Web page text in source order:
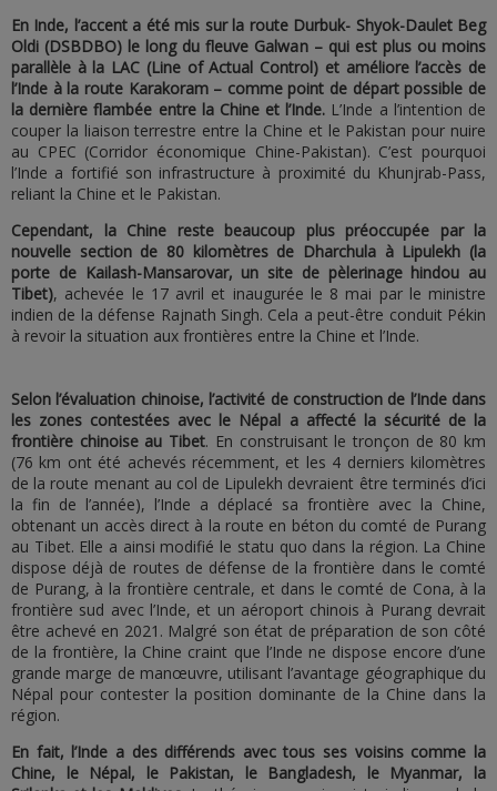
En Inde, l’accent a été mis sur la route Durbuk- Shyok-Daulet Beg
Oldi (DSBDBO) le long du fleuve Galwan – qui est plus ou moins
parallèle à la LAC (Line of Actual Control) et améliore l’accès de
l’Inde à la route Karakoram – comme point de départ possible de
la dernière flambée entre la Chine et l’Inde. L’Inde a l’intention de
couper la liaison terrestre entre la Chine et le Pakistan pour nuire
au CPEC (Corridor économique Chine-Pakistan). C’est pourquoi
l’Inde a fortifié son infrastructure à proximité du Khunjrab-Pass,
reliant la Chine et le Pakistan.
Cependant, la Chine reste beaucoup plus préoccupée par la
nouvelle section de 80 kilomètres de Dharchula à Lipulekh (la
porte de Kailash-Mansarovar, un site de pèlerinage hindou au
Tibet), achevée le 17 avril et inaugurée le 8 mai par le ministre
indien de la défense Rajnath Singh. Cela a peut-être conduit Pékin
à revoir la situation aux frontières entre la Chine et l’Inde.
Selon l’évaluation chinoise, l’activité de construction de l’Inde dans
les zones contestées avec le Népal a affecté la sécurité de la
frontière chinoise au Tibet. En construisant le tronçon de 80 km
(76 km ont été achevés récemment, et les 4 derniers kilomètres
de la route menant au col de Lipulekh devraient être terminés d’ici
la fin de l’année), l’Inde a déplacé sa frontière avec la Chine,
obtenant un accès direct à la route en béton du comté de Purang
au Tibet. Elle a ainsi modifié le statu quo dans la région. La Chine
dispose déjà de routes de défense de la frontière dans le comté
de Purang, à la frontière centrale, et dans le comté de Cona, à la
frontière sud avec l’Inde, et un aéroport chinois à Purang devrait
être achevé en 2021. Malgré son état de préparation de son côté
de la frontière, la Chine craint que l’Inde ne dispose encore d’une
grande marge de manœuvre, utilisant l’avantage géographique du
Népal pour contester la position dominante de la Chine dans la
région.
En fait, l’Inde a des différends avec tous ses voisins comme la
Chine, le Népal, le Pakistan, le Bangladesh, le Myanmar, la